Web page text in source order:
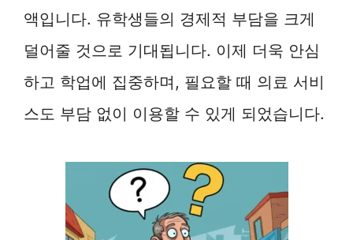
액입니다. 유학생들의 경제적 부담을 크게
덜어줄 것으로 기대됩니다. 이제 더욱 안심
하고 학업에 집중하며, 필요할 때 의료 서비
스도 부담 없이 이용할 수 있게 되었습니다.